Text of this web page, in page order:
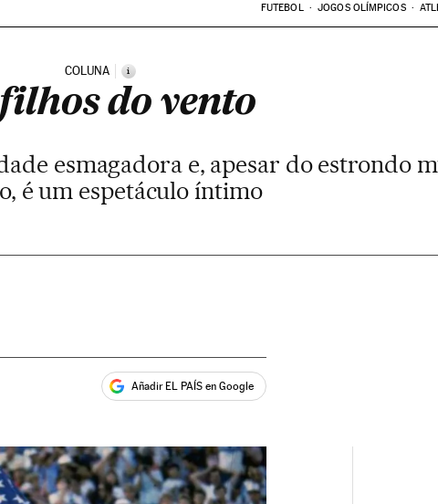
FUTEBOL JOGOS OLÍMPICOS
COLUNA i
do vento
esmagadora e, apesar do estrondo
é um espetáculo íntimo
Añadir EL PAÍS en Google